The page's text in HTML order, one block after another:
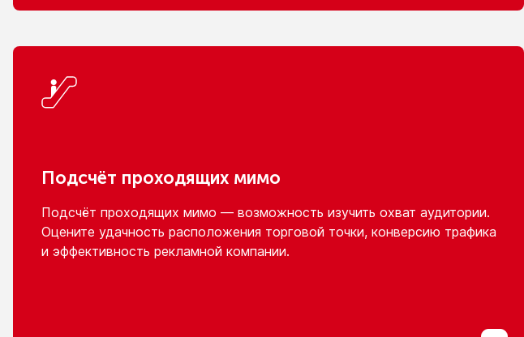
Подсчёт проходящих мимо
Подсчёт проходящих мимо — возможность изучить охват аудитории.
Оцените удачность расположения торговой точки, конверсию трафика
и эффективность рекламной компании.